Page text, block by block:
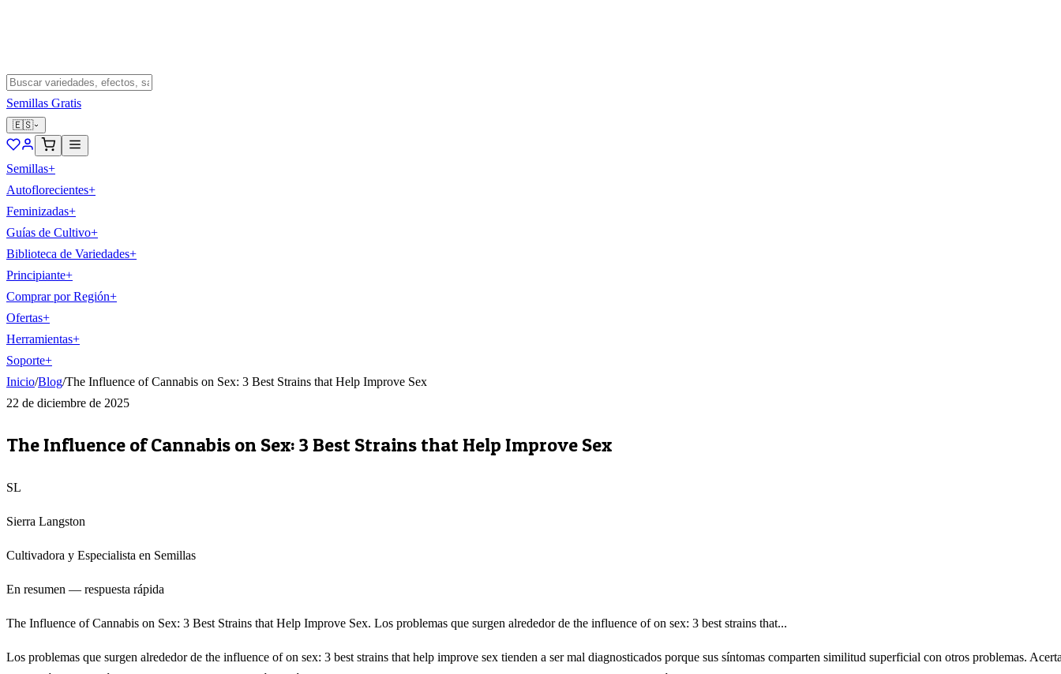
Semillas Gratis
🇪🇸
Semillas+
Autoflorecientes+
Feminizadas+
Guías de Cultivo+
Biblioteca de Variedades+
Principiante+
Comprar por Región+
Ofertas+
Herramientas+
Soporte+
Inicio/Blog/The Influence of Cannabis on Sex: 3 Best Strains that Help Improve Sex
22 de diciembre de 2025
The Influence of Cannabis on Sex: 3 Best Strains that Help Improve Sex
SL
Sierra Langston
Cultivadora y Especialista en Semillas
En resumen — respuesta rápida
The Influence of Cannabis on Sex: 3 Best Strains that Help Improve Sex. Los problemas que surgen alrededor de the influence of on sex: 3 best strains that...
Los problemas que surgen alrededor de the influence of on sex: 3 best strains that help improve sex tienden a ser mal diagnosticados porque sus síntomas comparten similitud superficial con otros problemas.